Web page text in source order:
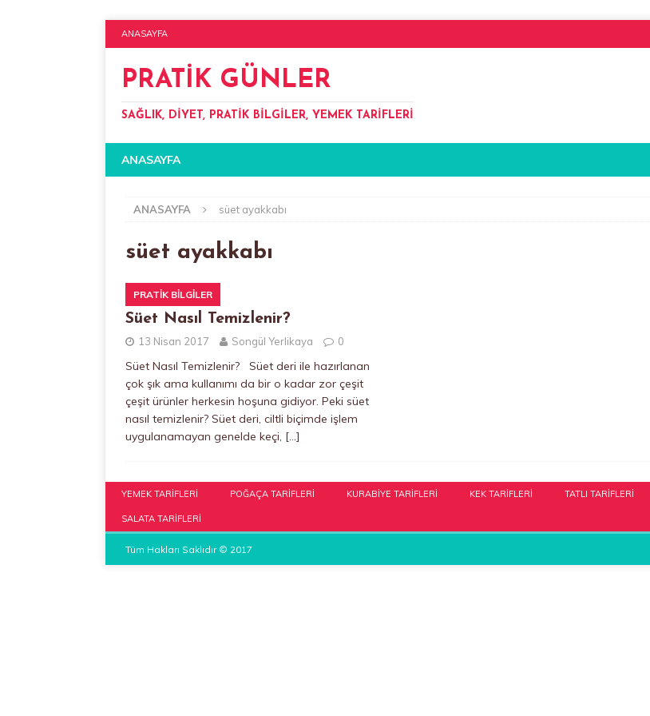
ANASAYFA
PRATIK GÜNLER
SAĞLIK, DIYET, PRATIK BILGILER, YEMEK TARIFLERI
ANASAYFA
ANASAYFA süet ayakkabı
süet ayakkabı
PRATIK BILGILER
Süet Nasıl Temizlenir?
13 Nisan 2017 Songül Yerlikaya 0
Süet Nasıl Temizlenir? Süet deri ile hazırlanan
çok şık ama kullanımı da bir o kadar zor çeşit
çeşit ürünler herkesin hoşuna gidiyor. Peki süet
nasıl temizlenir? Süet deri, ciltli biçimde işlem
uygulanamayan genelde keçi, […]
YEMEK TARIFLERI POĞAÇA TARIFLERI KURABIYE TARIFLERI KEK TARIFLERI TATLI TARIFLERI
SALATA TARIFLERI
Tüm Hakları Saklıdır © 2017